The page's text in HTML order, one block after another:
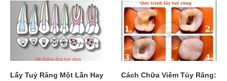
Lấy Tuỷ Răng Một Lần Hay
Cách Chữa Viêm Tủy Răng: